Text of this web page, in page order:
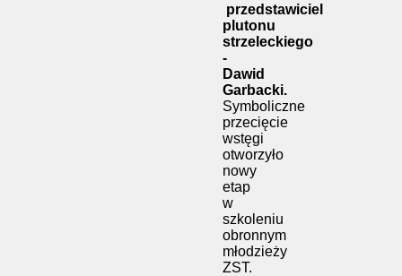
przedstawiciel
plutonu
strzeleckiego
-
Dawid
Garbacki.
Symboliczne
przecięcie
wstęgi
otworzyło
nowy
etap
w
szkoleniu
obronnym
młodzieży
ZST.